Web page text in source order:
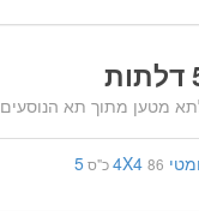
מטען מתוך תא הנוסעים
4X4 86 כ"ס
5